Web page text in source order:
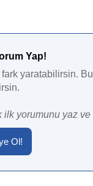
Yap!
yaratabilirsin.
ilk yorumunu yaz
Ol!